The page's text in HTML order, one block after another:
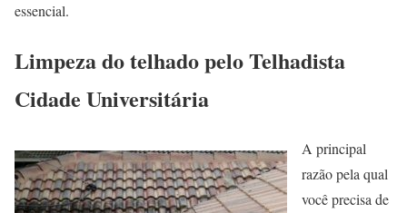
essencial.
Limpeza do telhado pelo Telhadista
Cidade Universitária
A principal
razão pela qual
você precisa de